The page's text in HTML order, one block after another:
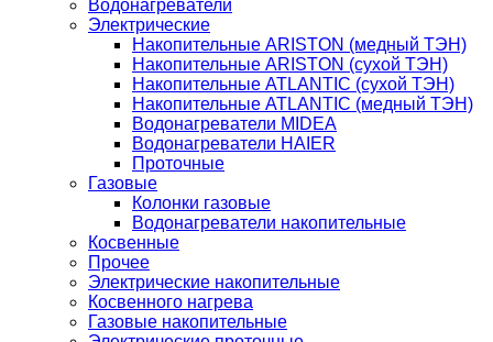
Водонагреватели
Электрические
Накопительные ARISTON (медный ТЭН)
Накопительные ARISTON (сухой ТЭН)
Накопительные ATLANTIC (сухой ТЭН)
Накопительные ATLANTIC (медный ТЭН)
Водонагреватели MIDEA
Водонагреватели HAIER
Проточные
Газовые
Колонки газовые
Водонагреватели накопительные
Косвенные
Прочее
Электрические накопительные
Косвенного нагрева
Газовые накопительные